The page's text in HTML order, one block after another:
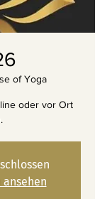
of Yoga
oder vor Ort